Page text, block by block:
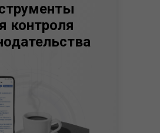
контроля